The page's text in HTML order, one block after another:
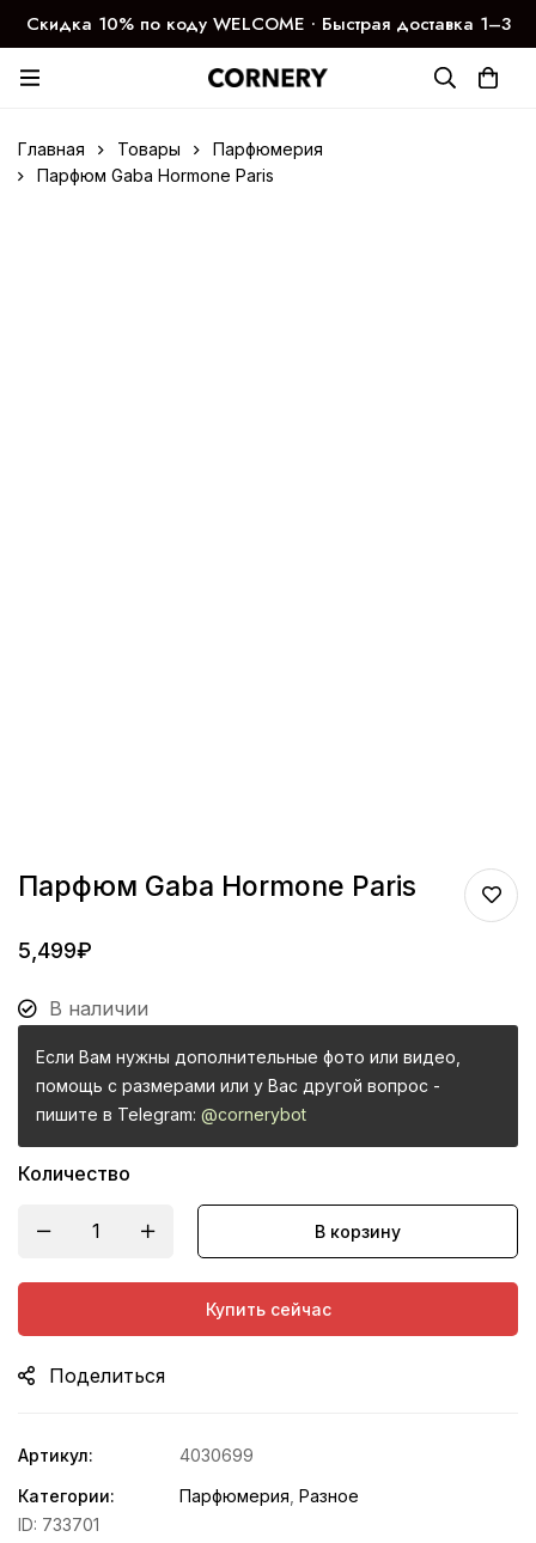
Скидка 10% по коду WELCOME ∙ Быстрая доставка 1–3
дня
Главная Товары
Парфюмерия
Парфюм Gaba Hormone Paris
Парфюм Gaba Hormone Paris
5,499₽
В наличии
Если Вам нужны дополнительные фото или видео,
помощь с размерами или у Вас другой вопрос -
пишите в Telegram: @cornerybot
Количество
В корзину
Купить сейчас
Поделиться
Артикул:
4030699
Категории:
Парфюмерия Разное
ID: 733701